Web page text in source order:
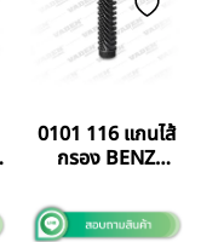
0101 116 แกนไส้
กรอง BENZ